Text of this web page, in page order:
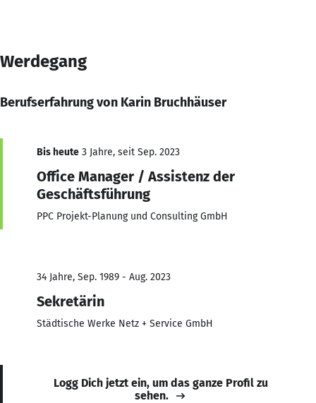
Werdegang
Berufserfahrung von Karin Bruchhäuser
Bis heute 3 Jahre, seit Sep. 2023
Office Manager / Assistenz der
Geschäftsführung
PPC Projekt-Planung und Consulting GmbH
34 Jahre, Sep. 1989 - Aug. 2023
Sekretärin
Städtische Werke Netz + Service GmbH
Logg Dich jetzt ein, um das ganze Profil zu
sehen.